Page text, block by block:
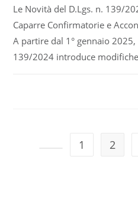
Le Novità del D.Lgs. n. 139/
Caparre Confirmatorie e
A partire dal 1° gennaio
139/2024 introduce
1 2